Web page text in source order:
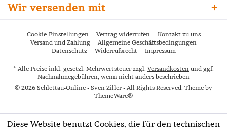
Wir versenden mit
Cookie-Einstellungen Vertrag widerrufen
Kontakt zu uns
Versand und Zahlung
Allgemeine Geschäftsbedingungen
Datenschutz
Widerrufsrecht Impressum
* Alle Preise inkl. gesetzl. Mehrwertsteuer zzgl. Versandkosten und ggf.
Nachnahmegebühren, wenn nicht anders beschrieben
© 2026 Schlettau-Online - Sven Ziller - All Rights Reserved. Theme by
ThemeWare®
Diese Website benutzt Cookies, die für den technischen